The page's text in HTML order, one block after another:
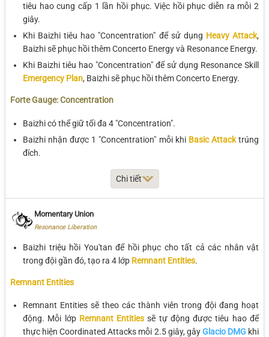
tiêu hao cung cấp 1 lần hồi phục. Việc hồi phục diễn ra mỗi 2
giây.
Khi Baizhi tiêu hao "Concentration" để sử dụng Heavy Attack,
Baizhi sẽ phục hồi thêm Concerto Energy và Resonance Energy.
Khi Baizhi tiêu hao "Concentration" để sử dụng Resonance Skill
Emergency Plan, Baizhi sẽ phục hồi thêm Concerto Energy.
Forte Gauge: Concentration
Baizhi có thể giữ tối đa 4 "Concentration".
Baizhi nhận được 1 "Concentration" mỗi khi Basic Attacktrúng
đích.
Chi tiết
Thông số Lv 1 Lv 2 Lv 3 Lv 4
Concentration
Heavy Attack with
Concerto Regen
Resonance Skill with
"Concentration"
8 8 8
Momentary Union
Resonance Liberation
Baizhi triệu hồi You'tan để hồi phục cho tất cả các nhân vật
trong đội gần đó, tạo ra 4 lớp Remnant Entities.
Remnant Entities
Remnant Entities sẽ theo các thành viên trong đội đang hoạt
động. Mỗi lớp Remnant Entities sẽ tự động được tiêu hao để
thực hiện Coordinated Attacks mỗi 2.5 giây, gâyGlacio DMG khi